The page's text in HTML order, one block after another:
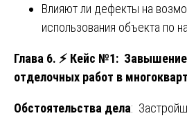
Влияют ли дефекты на
использования объекта по
Глава 6. ⚡ Кейс №1:
отделочных работ в
Обстоятельства дела: